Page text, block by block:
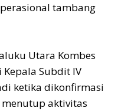
tambang
Utara Kombes
Subdit IV
ketika dikonfirmasi
aktivitas